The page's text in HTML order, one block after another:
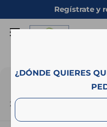
directamente
Regístrate y
¿DÓNDE QUIERES
Campo
PRODUCTOS
2 productos